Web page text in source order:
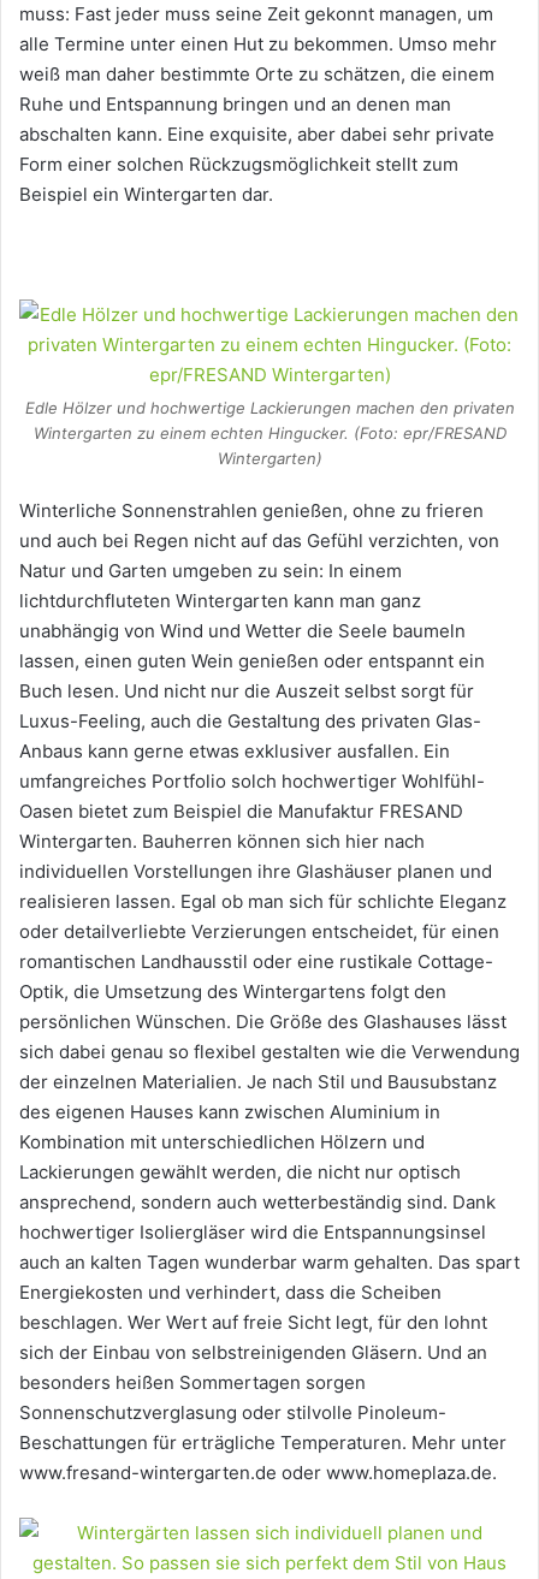
muss: Fast jeder muss seine Zeit gekonnt managen, um
alle Termine unter einen Hut zu bekommen. Umso mehr
weiß man daher bestimmte Orte zu schätzen, die einem
Ruhe und Entspannung bringen und an denen man
abschalten kann. Eine exquisite, aber dabei sehr private
Form einer solchen Rückzugsmöglichkeit stellt zum
Beispiel ein Wintergarten dar.
Edle Hölzer und hochwertige Lackierungen machen den privaten
Wintergarten zu einem echten Hingucker. (Foto: epr/FRESAND
Wintergarten)
Winterliche Sonnenstrahlen genießen, ohne zu frieren
und auch bei Regen nicht auf das Gefühl verzichten, von
Natur und Garten umgeben zu sein: In einem
lichtdurchfluteten Wintergarten kann man ganz
unabhängig von Wind und Wetter die Seele baumeln
lassen, einen guten Wein genießen oder entspannt ein
Buch lesen. Und nicht nur die Auszeit selbst sorgt für
Luxus-Feeling, auch die Gestaltung des privaten Glas-
Anbaus kann gerne etwas exklusiver ausfallen. Ein
umfangreiches Portfolio solch hochwertiger Wohlfühl-
Oasen bietet zum Beispiel die Manufaktur FRESAND
Wintergarten. Bauherren können sich hier nach
individuellen Vorstellungen ihre Glashäuser planen und
realisieren lassen. Egal ob man sich für schlichte Eleganz
oder detailverliebte Verzierungen entscheidet, für einen
romantischen Landhausstil oder eine rustikale Cottage-
Optik, die Umsetzung des Wintergartens folgt den
persönlichen Wünschen. Die Größe des Glashauses lässt
sich dabei genau so flexibel gestalten wie die Verwendung
der einzelnen Materialien. Je nach Stil und Bausubstanz
des eigenen Hauses kann zwischen Aluminium in
Kombination mit unterschiedlichen Hölzern und
Lackierungen gewählt werden, die nicht nur optisch
ansprechend, sondern auch wetterbeständig sind. Dank
hochwertiger Isoliergläser wird die Entspannungsinsel
auch an kalten Tagen wunderbar warm gehalten. Das spart
Energiekosten und verhindert, dass die Scheiben
beschlagen. Wer Wert auf freie Sicht legt, für den lohnt
sich der Einbau von selbstreinigenden Gläsern. Und an
besonders heißen Sommertagen sorgen
Sonnenschutzverglasung oder stilvolle Pinoleum-
Beschattungen für erträgliche Temperaturen. Mehr unter
www.fresand-wintergarten.de oder www.homeplaza.de.